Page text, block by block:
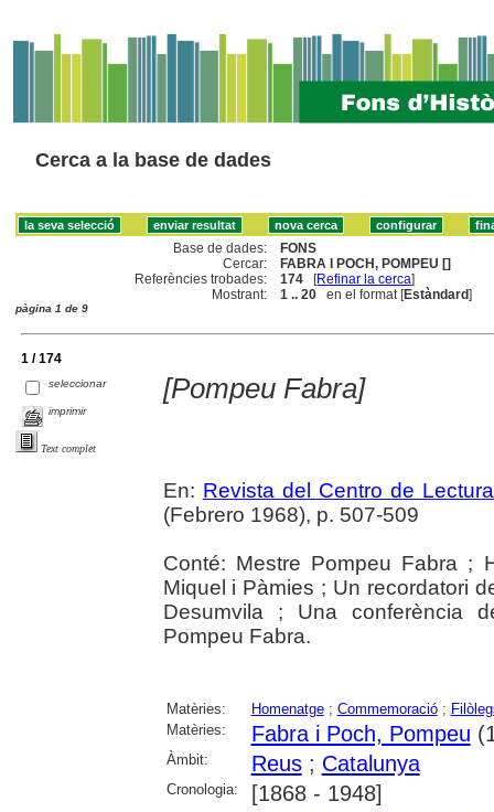
Cerca a la base de dades
Base de dades:
FONS
Cercar:
FABRA I POCH, POMPEU []
Referències trobades:
174 [Refinar la cerca]
Mostrant:
1 .. 20 en el format [Estàndard]
pàgina 1 de 9
1 / 174
seleccionar
imprimir
Text complet
[Pompeu Fabra]
En: Revista del Centro de
(Febrero 1968), p. 507-509
Conté: Mestre Pompeu Fabra ;
Miquel i Pàmies ; Un recordatori
Desumvila ; Una conferència
Pompeu Fabra.
Matèries: Homenatge; Commemoració;
Matèries:
Fabra i Poch, Pompeu
Àmbit: Reus; Catalunya
Cronologia: [1868 - 1948]